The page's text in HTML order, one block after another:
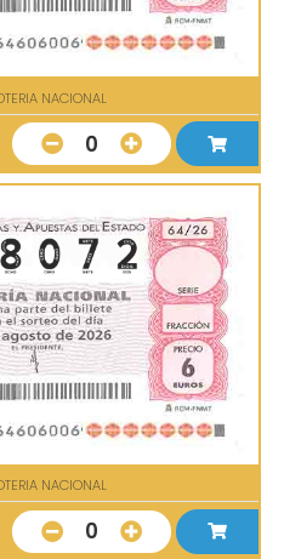
NACIONAL
0
NACIONAL
0